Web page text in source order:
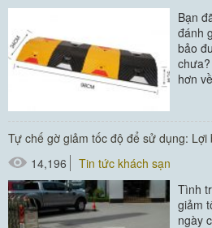
Bạn
đánh
bảo
hơn
Tự chế gờ giảm tốc độ để sử dụng: Lợi
14,196
Tin tức khách sạn
Tình
giảm
ngày